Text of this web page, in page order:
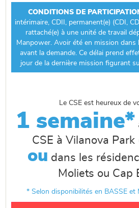
CONDITIONS DE
intérimaire, CDII, permanent(e) (CDI,
rattaché(e) à une unité de travail
Manpower. Avoir été en mission dans
avant la demande. Ce délai prend
jour de la dernière mission figurant
Le CSE est heureux de
1 semaine*
CSE à Vilanova Park
ou dans les
Moliets ou Cap
* Selon disponibilités en BASSE et